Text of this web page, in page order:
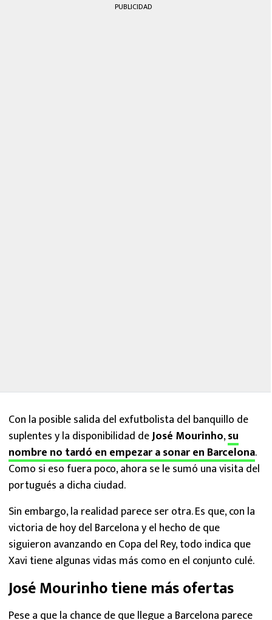
PUBLICIDAD
Con la posible salida del exfutbolista del banquillo de
suplentes y la disponibilidad deJosé Mourinho,su
nombre no tardó en empezar a sonar en Barcelona.
Como si eso fuera poco, ahora se le sumó una visita del
portugués a dicha ciudad.
Sin embargo, la realidad parece ser otra. Es que, con la
victoria de hoy del Barcelona y el hecho de que
siguieron avanzando en Copa del Rey, todo indica que
Xavi tiene algunas vidas más como en el conjunto culé.
José Mourinho tiene más ofertas
Pese a que la chance de que llegue a Barcelona parece